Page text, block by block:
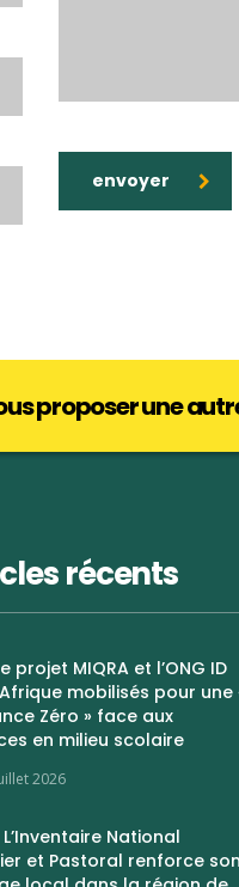
envoyer
proposer une
récents
projet MIQRA et l’ONG ID
Afrique mobilisés pour une
Zéro » face aux
en milieu scolaire
2026
National
et Pastoral renforce son